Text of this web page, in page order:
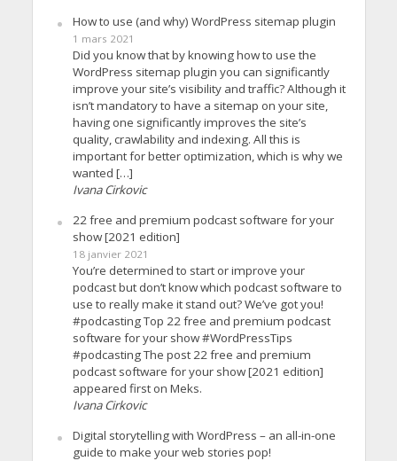
How to use (and why) WordPress sitemap plugin
1 mars 2021
Did you know that by knowing how to use the
WordPress sitemap plugin you can significantly
improve your site’s visibility and traffic? Although it
isn’t mandatory to have a sitemap on your site,
having one significantly improves the site’s
quality, crawlability and indexing. All this is
important for better optimization, which is why we
wanted […]
Ivana Cirkovic
22 free and premium podcast software for your
show [2021 edition]
18 janvier 2021
You’re determined to start or improve your
podcast but don’t know which podcast software to
use to really make it stand out? We’ve got you!
#podcasting Top 22 free and premium podcast
software for your show #WordPressTips
#podcasting The post 22 free and premium
podcast software for your show [2021 edition]
appeared first on Meks.
Ivana Cirkovic
Digital storytelling with WordPress – an all-in-one
guide to make your web stories pop!